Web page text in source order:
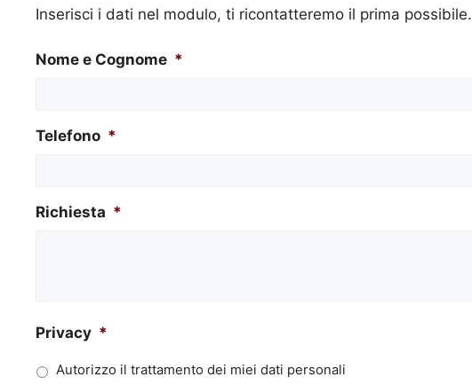
Inserisci i dati nel modulo, ti ricontatteremo il prima possibile.
Nome e Cognome *
Telefono *
Richiesta *
Privacy *
Autorizzo il trattamento dei miei dati personali